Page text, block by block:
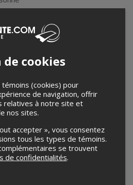
titre de mandataire pour
de cet événement, veuillez
l’événement,Quatre , à
.
cookies
(cookies) pour
de navigation, offrir
relatives à notre site et
nos sites.
accepter », vous consentez
tous les types de témoins.
se trouvent
de confidentialités.